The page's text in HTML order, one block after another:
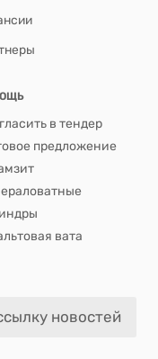
в тендер
предложение
вата
новостей